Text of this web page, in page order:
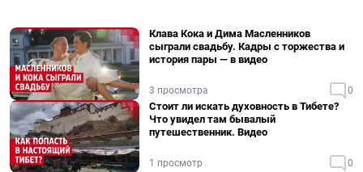
Клава Кока и Дима Масленников
сыграли свадьбу. Кадры с торжества и
история пары — в видео
3 просмотра 0
Стоит ли искать духовность в Тибете?
Что увидел там бывалый
путешественник. Видео
1 просмотр 0